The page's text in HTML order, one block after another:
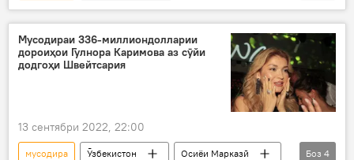
Амният ва мудофиа
Панҷшер
аслиҳа
Толибон
Мусодираи 336-миллиондолларии
дороиҳои Гулнора Каримова аз сӯйи
додгоҳи Швейтсария
13 сентябри 2022, 22:00
мусодира Ӯзбекистон
Осиёи Марказӣ
Боз 4